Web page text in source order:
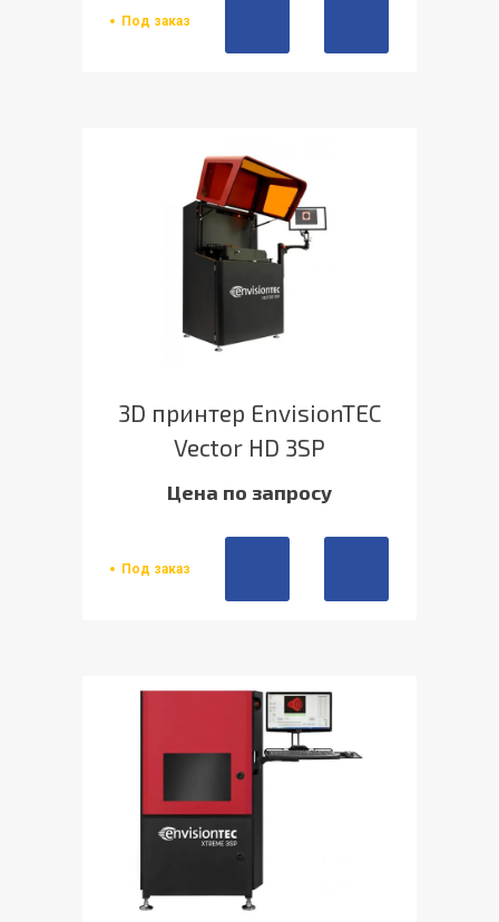
Под заказ
3D принтер EnvisionTEC
Vector HD 3SP
Цена по запросу
Под заказ